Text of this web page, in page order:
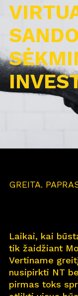
GREITA.
Laikai, kai
tik žaidžiant
Vertiname
nusipirkti NT
pirmas toks